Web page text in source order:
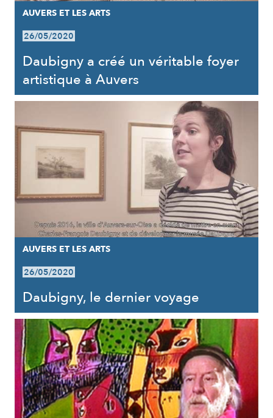
AUVERS ET LES ARTS
26/05/2020
Daubigny a créé un véritable foyer
artistique à Auvers
AUVERS ET LES ARTS
26/05/2020
Daubigny, le dernier voyage